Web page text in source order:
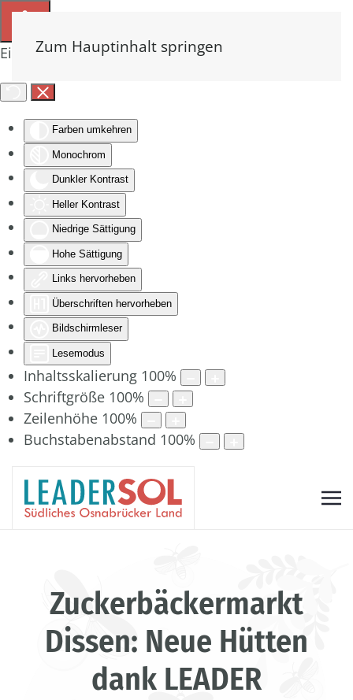
Eingabehilfen öffnen
Farben umkehren
Monochrom
Dunkler Kontrast
Heller Kontrast
Niedrige Sättigung
Hohe Sättigung
Links hervorheben
Überschriften hervorheben
Bildschirmleser
Lesemodus
Inhaltsskalierung 100%
Schriftgröße 100%
Zeilenhöhe 100%
Buchstabenabstand 100%
Zum Hauptinhalt springen
Zuckerbäckermarkt
Dissen: Neue Hütten
dank LEADER